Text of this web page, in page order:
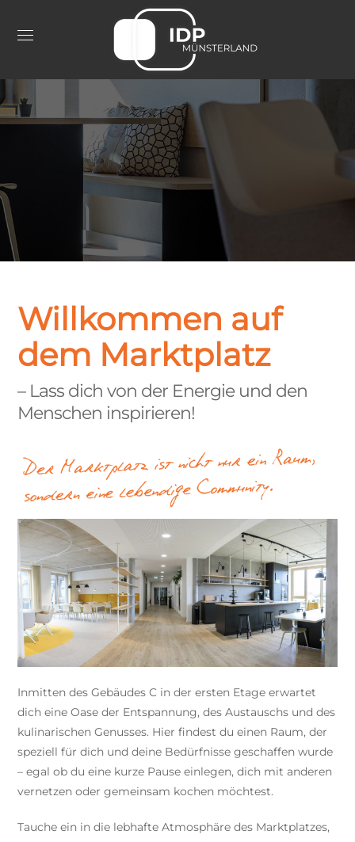
Willkommen auf
dem Marktplatz
– Lass dich von der Energie und den
Menschen inspirieren!
Inmitten des Gebäudes C in der ersten Etage erwartet
dich eine Oase der Entspannung, des Austauschs und des
kulinarischen Genusses. Hier findest du einen Raum, der
speziell für dich und deine Bedürfnisse geschaffen wurde
– egal ob du eine kurze Pause einlegen, dich mit anderen
vernetzen oder gemeinsam kochen möchtest.
Tauche ein in die lebhafte Atmosphäre des Marktplatzes,